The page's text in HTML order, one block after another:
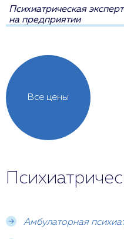
Все цены
Психиатрическая
на предприятии
Амбулаторная